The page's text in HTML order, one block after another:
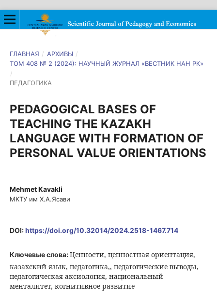
ГЛАВНАЯ / АРХИВЫ /
ТОМ 408 № 2 (2024): НАУЧНЫЙ ЖУРНАЛ «ВЕСТНИК НАН РК»
/
ПЕДАГОГИКА
PEDAGOGICAL BASES OF
TEACHING THE KAZAKH
LANGUAGE WITH FORMATION OF
PERSONAL VALUE ORIENTATIONS
Mehmet Kavakli
МКТУ им Х.А.Ясави
DOI:https://doi.org/10.32014/2024.2518-1467.714
Ключевые слова:Ценности, ценностная ориентация,
казахский язык, педагогика,, педагогические выводы,
педагогическая аксиология, национальный
менталитет, когнитивное развитие